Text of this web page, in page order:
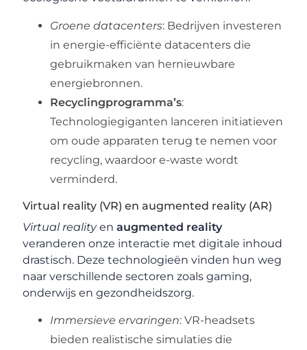
Groene datacenters: Bedrijven investeren
in energie-efficiënte datacenters die
gebruikmaken van hernieuwbare
energiebronnen.
Recyclingprogramma’s:
Technologiegiganten lanceren initiatieven
om oude apparaten terug te nemen voor
recycling, waardoor e-waste wordt
verminderd.
Virtual reality (VR) en augmented reality (AR)
Virtual realityenaugmented reality
veranderen onze interactie met digitale inhoud
drastisch. Deze technologieën vinden hun weg
naar verschillende sectoren zoals gaming,
onderwijs en gezondheidszorg.
Immersieve ervaringen: VR-headsets
bieden realistische simulaties die